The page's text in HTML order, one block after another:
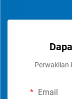
Perwakilan
Email